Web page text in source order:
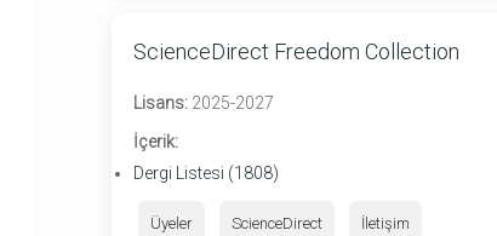
ScienceDirect Freedom Collection
Lisans: 2025-2027
İçerik:
Dergi Listesi (1808)
Üyeler ScienceDirect İletişim